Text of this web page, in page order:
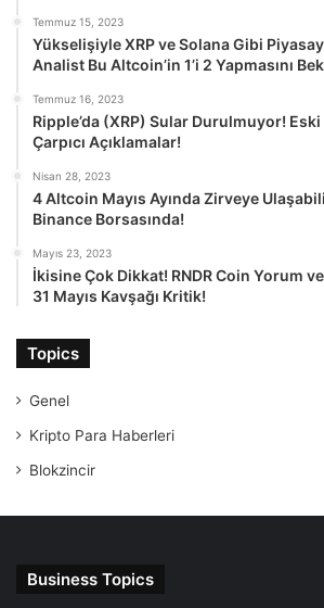
Temmuz 15, 2023
Yükselişiyle XRP ve Solana Gibi
Analist Bu Altcoin’in 1’i 2 Yapmasını
Temmuz 16, 2023
Ripple’da (XRP) Sular Durulmuyor!
Çarpıcı Açıklamalar!
Nisan 28, 2023
4 Altcoin Mayıs Ayında Zirveye
Binance Borsasında!
Mayıs 23, 2023
İkisine Çok Dikkat! RNDR Coin Yorum
31 Mayıs Kavşağı Kritik!
Topics
Genel
Kripto Para Haberleri
Blokzincir
Business Topics